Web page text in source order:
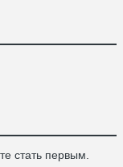
стать первым.